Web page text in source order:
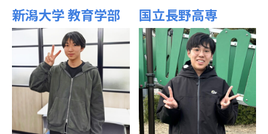
新潟大学 教育学部 国立長野高専